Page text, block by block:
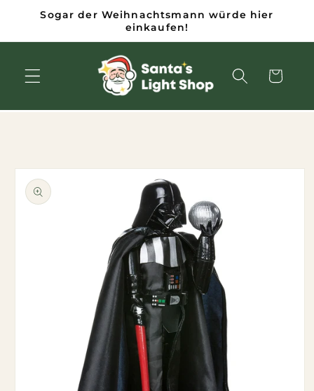
InhaltSogar der Weihnachtsmann würde hier
einkaufen!
Wagen